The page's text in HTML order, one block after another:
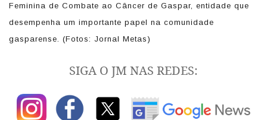
Feminina de Combate ao Câncer de Gaspar, entidade que
desempenha um importante papel na comunidade
gasparense. (Fotos: Jornal Metas)
SIGA O JM NAS REDES: